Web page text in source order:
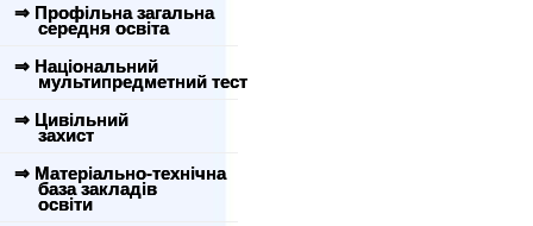
⇒ Профільна загальна
середня освіта
⇒ Національний
мультипредметний тест
⇒ Цивільний
захист
⇒ Матеріально-технічна
база закладів
освіти